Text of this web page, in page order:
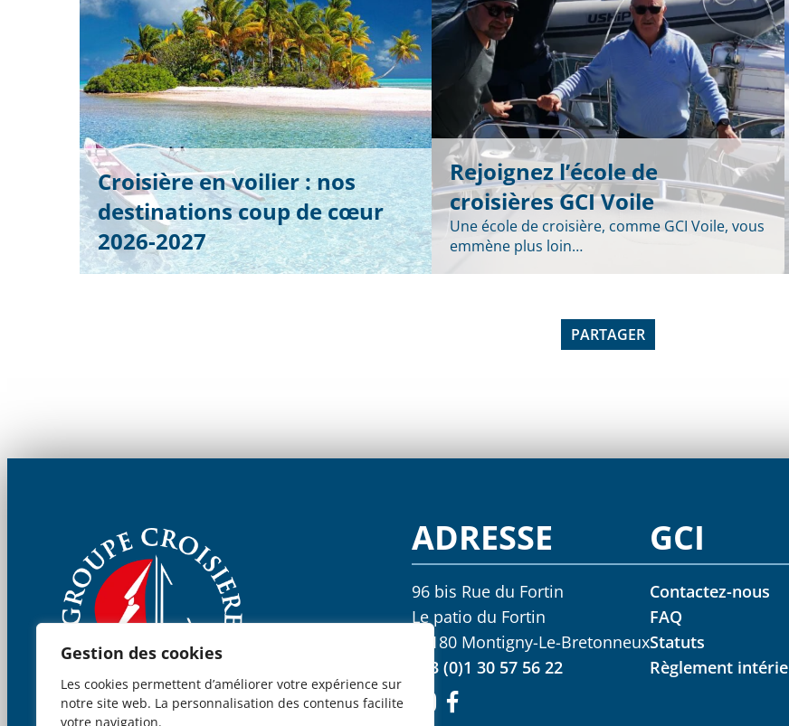
Gestion des cookies
Les cookies permettent d’améliorer votre expérience sur
notre site web. La personnalisation des contenus facilite
votre navigation.
Croisière en voilier : nos
destinations coup de cœur
2026-2027
Rejoignez l’école de
croisières GCI Voile
Une école de croisière, comme GCI Voile, vous
emmène plus loin…
PARTAGER
ADRESSE
96 bis Rue du Fortin
Le patio du Fortin
78180 Montigny-Le-Bretonneux
+33 (0)1 30 57 56 22
GCI
Contactez-nous
FAQ
Statuts
Règlement